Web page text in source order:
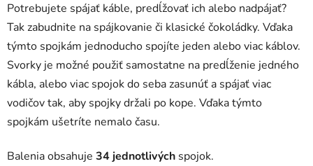
Potrebujete spájať káble, predĺžovať ich alebo nadpájať?
Tak zabudnite na spájkovanie či klasické čokoládky. Vďaka
týmto spojkám jednoducho spojíte jeden alebo viac káblov.
Svorky je možné použiť samostatne na predĺženie jedného
kábla, alebo viac spojok do seba zasunúť a spájať viac
vodičov tak, aby spojky držali po kope. Vďaka týmto
spojkám ušetríte nemalo času.
Balenia obsahuje 34 jednotlivých spojok.